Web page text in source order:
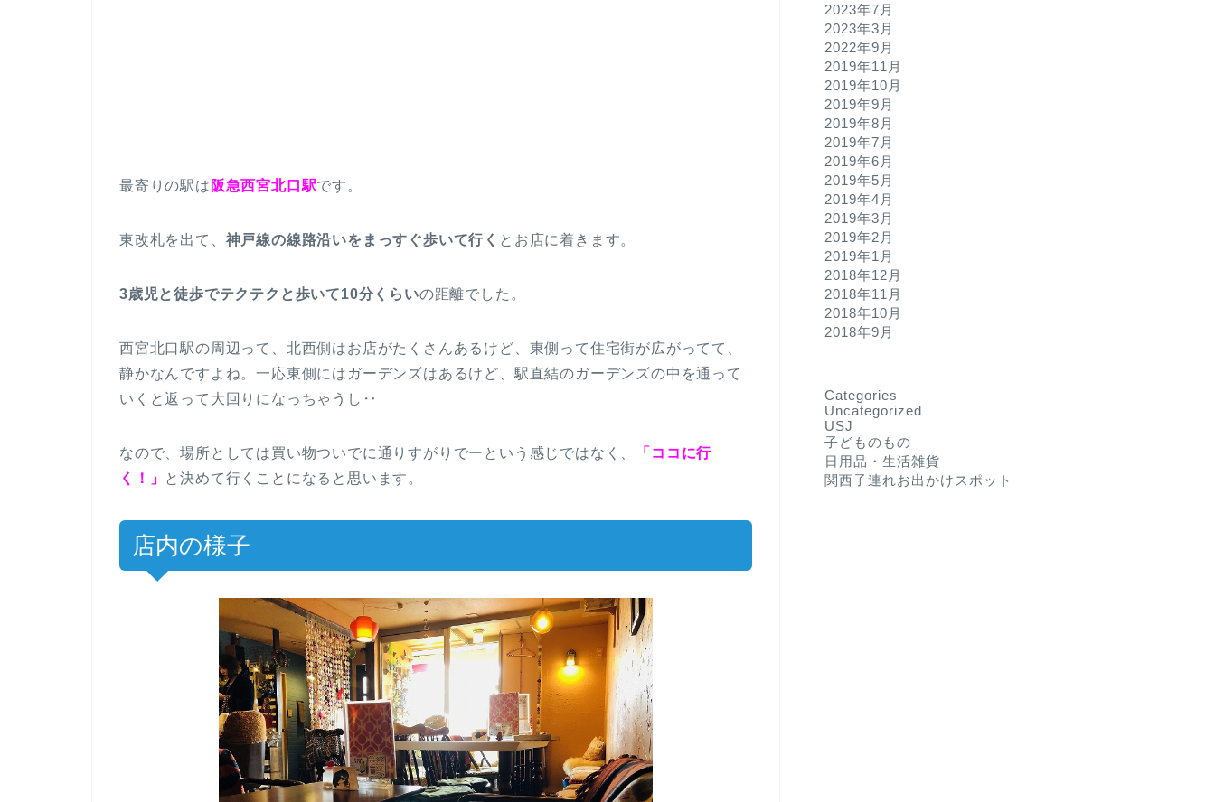
最寄りの駅は 阪急西宮北口駅です。
東改札を出て、 神戸線の線路沿いをまっすぐ歩いて行く とお店に着きます。
3歳児と徒歩でテクテクと歩いて10分くらいの距離でした。
西宮北口駅の周辺って、北西側はお店がたくさんあるけど、東側って住宅街が広がってて、
静かなんですよね。一応東側にはガーデンズはあるけど、駅直結のガーデンズの中を通って
いくと返って大回りになっちゃうし‥
なので、場所としては買い物ついでに通りすがりでーという感じではなく、
「ココに行
く！」
と決めて行くことになると思います。
店内の様子
2023年7月
2023年3月
2022年9月
2019年11月
2019年10月
2019年9月
2019年8月
2019年7月
2019年6月
2019年5月
2019年4月
2019年3月
2019年2月
2019年1月
2018年12月
2018年11月
2018年10月
2018年9月
Categories
Uncategorized
USJ
子どものもの
日用品・生活雑貨
関西子連れお出かけスポット